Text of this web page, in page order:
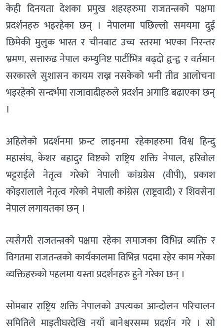
केही दिनयता देशका प्रमुख शहरहरुमा राजतन्त्रको पक्षमा
प्रदर्शनहरु भइरहेका छन् । नेपालमा पछिल्लो समयमा दुई
छिमेकी मुलुक भारत र चीनबाट उच्च स्तरमा भएका निरन्तर
भ्रमण, सत्तारुढ नेपाल कम्युनिष्ट पार्टीभित्र बढ्दो द्वन्द्व र वर्तमान
सरकारले सुशासन कायम राख्न नसकेको भनी तीव्र आलोचना
भइरहेको सन्दर्भमा राजावादीहरुले प्रदर्शन अगाडि बढाएका छन्
।
अहिलेको प्रदर्शनमा फ्रन्ट लाइनमा रहेकाहरुमा विश्व हिन्दु
महासंघ, केशर बहादुर विष्टको राष्ट्रिय शक्ति नेपाल, हरिवोल
भट्टराईले नेतृत्व गरेको नेपाली कांग्रग्रेस (वीपी), प्रकाश
कोइरालाले नेतृत्व गरेको नेपाली कांग्रेस (राष्ट्रवादी) र शिवसेना
नेपाल लगायतका छन् ।
त्यसैगरी राजतन्त्रको पक्षमा रहेका समाजका विभिन्न व्यक्ति र
विगतमा राजतन्त्रको कार्यकालमा विभिन्न पदमा रहेर काम गरेका
व्यक्तिहरुको पहलमा यस्ता प्रदर्शनहरु हुने गरेका छन् ।
सोमबार राष्ट्रिय शक्ति नेपालको उपत्यका आन्दोलन परिचालन
समितिले माइतीघरदेखि नयाँ बानेश्वरसम्म प्रदर्शन गरे । सो